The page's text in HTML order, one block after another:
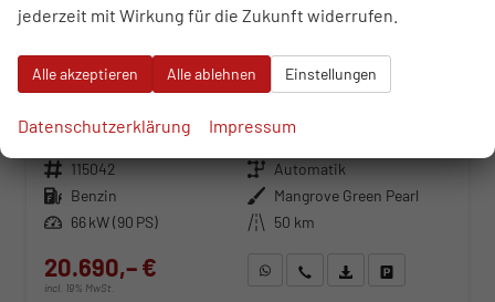
Hyundai i20
unverbindliche Lieferzeit:07.10.2026 Neuwagen
Fahrzeugnr. 115042 Getriebe Automatik
Kraftstoff Benzin Außenfarbe Mangrove Green Pearl
Leistung 66 kW (90 PS) Kilometerstand 50 km
20.690,– €
incl. 19% MwSt.
WhatsApp anfragen
Wir rufen Sie anFahrzeugexposé (PDF)
jederzeit mit Wirkung für die Zukunft widerrufen.
Alle akzeptieren Alle ablehnen Einstellungen
Datenschutzerklärung Impressum